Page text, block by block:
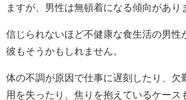
ますが、男性は無頓着になる傾向があり
信じられないほど不健康な食生活の男性
彼もそうかもしれません。
体の不調が原因で仕事に遅刻したり、欠
用を失ったり、焦りを抱えているケース